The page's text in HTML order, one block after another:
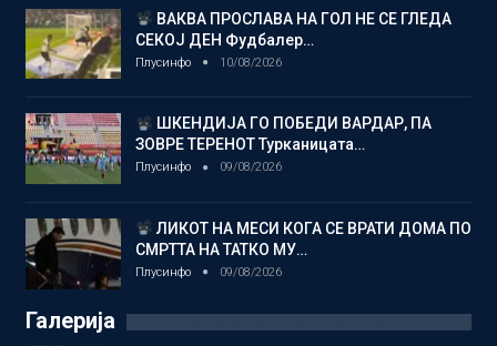
ВАКВА ПРОСЛАВА НА ГОЛ НЕ СЕ ГЛЕДА
СЕКОЈ ДЕН Фудбалер…
Плусинфо 10/08/2026
ШКЕНДИЈА ГО ПОБЕДИ ВАРДАР, ПА
ЗОВРЕ ТЕРЕНОТ Турканицата…
Плусинфо 09/08/2026
ЛИКОТ НА МЕСИ КОГА СЕ ВРАТИ ДОМА ПО
СМРТТА НА ТАТКО МУ…
Плусинфо 09/08/2026
Галерија